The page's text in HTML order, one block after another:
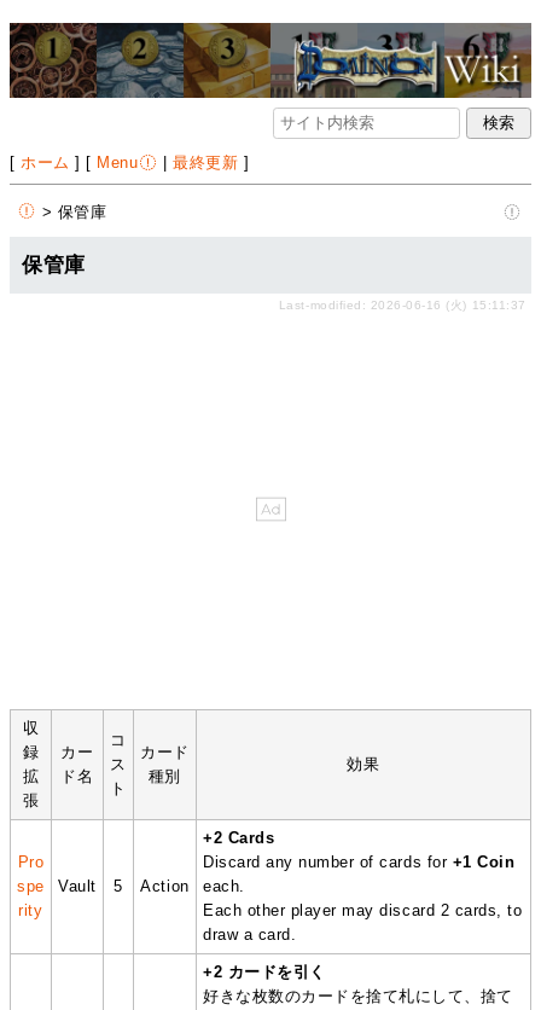
[ホーム ] [ Menu |最終更新 ]
> 保管庫
保管庫
Last-modified: 2026-06-16 (火) 15:11:37
収
録
拡
張
カー
ド名
コ
ス
ト
カード
種別
効果
Pro
spe
rity
Vault 5 Action
+2 Cards
Discard any number of cards for +1 Coin
each.
Each other player may discard 2 cards, to
draw a card.
+2 カードを引く
好きな枚数のカードを捨て札にして、捨て